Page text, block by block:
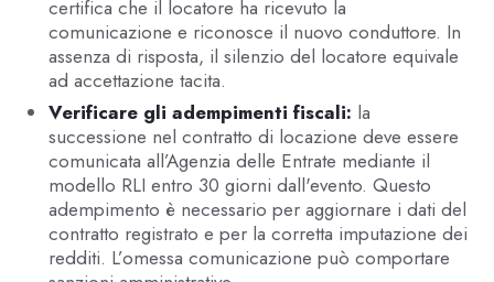
certifica che il locatore ha ricevuto la
comunicazione e riconosce il nuovo conduttore. In
assenza di risposta, il silenzio del locatore equivale
ad accettazione tacita.
Verificare gli adempimenti fiscali: la
successione nel contratto di locazione deve essere
comunicata all’Agenzia delle Entrate mediante il
modello RLI entro 30 giorni dall'evento. Questo
adempimento è necessario per aggiornare i dati del
contratto registrato e per la corretta imputazione dei
redditi. L’omessa comunicazione può comportare